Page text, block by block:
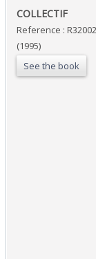
‎COLLECTIF‎
Reference :
(1995)
See the book